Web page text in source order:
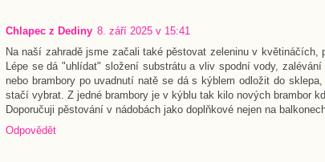
Chlapec z Dediny 8. září 2025 v 15:41
Na naší zahradě jsme začali také pěstovat zeleninu v květináčích,
Lépe se dá "uhlídat" složení substrátu a vliv spodní vody,
nebo brambory po uvadnutí natě se dá s kýblem odložit do
stačí vybrat. Z jedné brambory je v kýblu tak kilo nových brambor
Doporučuji pěstování v nádobách jako doplňkové nejen na
Odpovědět